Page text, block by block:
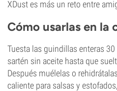
XDust es más un reto entre
Cómo usarlas en la
Tuesta las guindillas enteras
sartén sin aceite hasta que
Después muélelas o
caliente para salsas y